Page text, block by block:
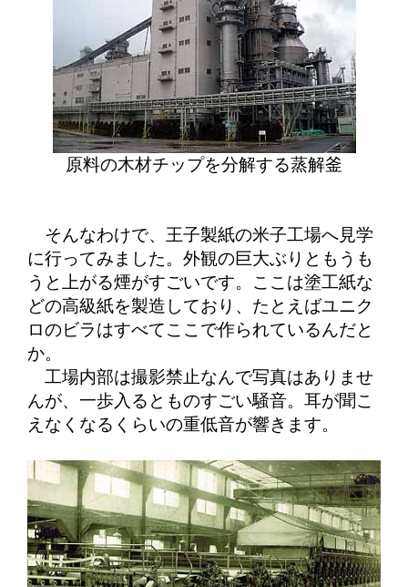
原料の木材チップを分解する蒸解釜
そんなわけで、王子製紙の米子工場へ見学
に行ってみました。外観の巨大ぶりともうも
うと上がる煙がすごいです。ここは塗工紙な
どの高級紙を製造しており、たとえばユニク
ロのビラはすべてここで作られているんだと
か。
工場内部は撮影禁止なんで写真はありませ
んが、一歩入るとものすごい騒音。耳が聞こ
えなくなるくらいの重低音が響きます。